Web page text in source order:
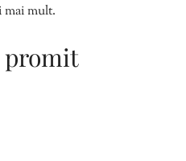
mai mult.
promit